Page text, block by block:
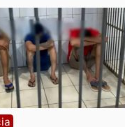
Polícia